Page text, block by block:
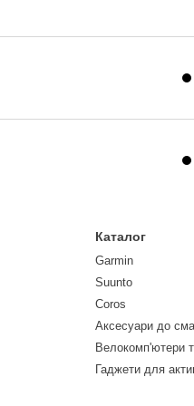
Каталог
Garmin
Suunto
Coros
Аксесуари до
Велокомп'ютери
Гаджети для